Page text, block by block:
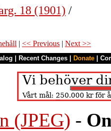
18 (1901) /
| << Previous | Next >>
Recent Changes Donate
(JPEG) -